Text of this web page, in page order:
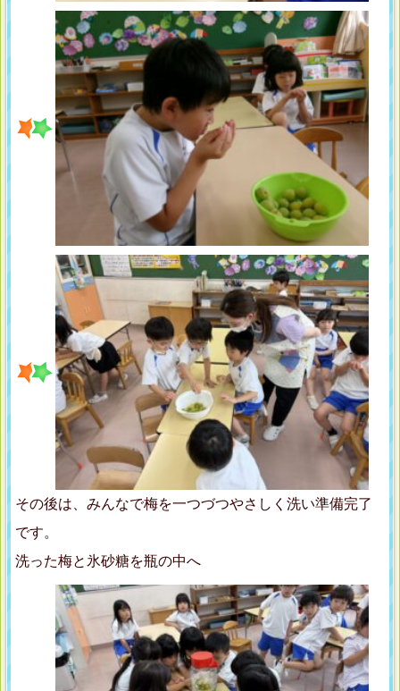
その後は、みんなで梅を一つづつやさしく洗い準備完了
です。
洗った梅と氷砂糖を瓶の中へ